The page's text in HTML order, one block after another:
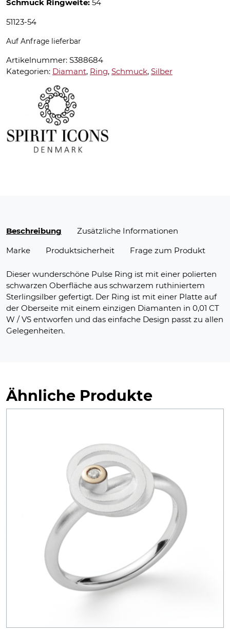
Schmuck Ringweite: 54
51123-54
Auf Anfrage lieferbar
Artikelnummer: S388684
Kategorien: Diamant, Ring, Schmuck, Silber
Beschreibung
Zusätzliche Informationen
Marke
Produktsicherheit Frage zum Produkt
Dieser wunderschöne Pulse Ring ist mit einer polierten
schwarzen Oberfläche aus schwarzem ruthiniertem
Sterlingsilber gefertigt. Der Ring ist mit einer Platte auf
der Oberseite mit einem einzigen Diamanten in 0,01 CT
W / VS entworfen und das einfache Design passt zu allen
Gelegenheiten.
Ähnliche Produkte